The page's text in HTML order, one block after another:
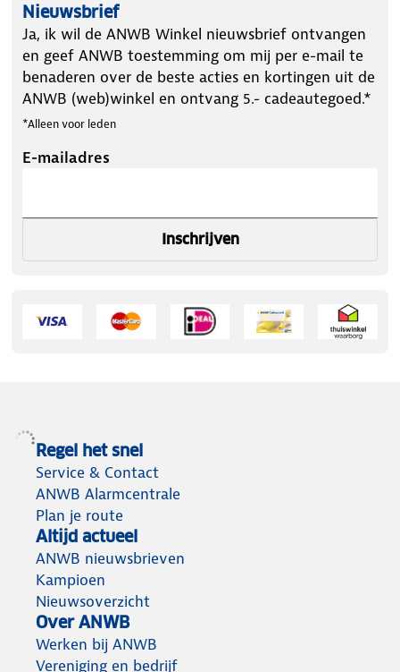
Nieuwsbrief
Ja, ik wil de ANWB Winkel nieuwsbrief ontvangen
en geef ANWB toestemming om mij per e-mail te
benaderen over de beste acties en kortingen uit de
ANWB (web)winkel en ontvang 5.- cadeautegoed.*
*Alleen voor leden
E-mailadres
Inschrijven
Regel het snel
Service & Contact
ANWB Alarmcentrale
Plan je route
Altijd actueel
ANWB nieuwsbrieven
Kampioen
Nieuwsoverzicht
Over ANWB
Werken bij ANWB
Vereniging en bedrijf